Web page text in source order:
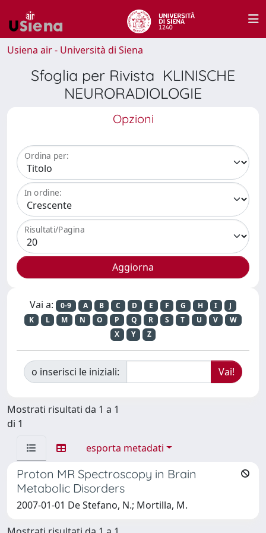
Usiena air - Università di Siena
Sfoglia per Rivista KLINISCHE
NEURORADIOLOGIE
Opzioni
Ordina per:
In ordine:
Risultati/Pagina
Vai a: 0-9 A B C D E F G H I
J
K
L M N O P Q R S T U V
W
X
Y Z
o inserisci le iniziali:
Mostrati risultati da 1 a 1
di 1
esporta metadati
Proton MR Spectroscopy in Brain
Metabolic Disorders
2007-01-01 De Stefano, N.; Mortilla, M.